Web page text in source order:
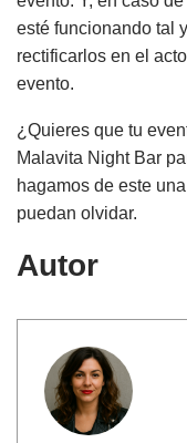
esté funcionando tal
rectificarlos en el
evento.
¿Quieres que tu
Malavita Night Bar
hagamos de este
puedan olvidar.
Autor